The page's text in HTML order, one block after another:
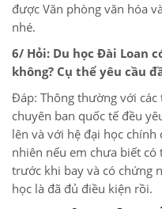
được Văn phòng văn hóa
nhé.
6/ Hỏi: Du học Đài Loan
không? Cụ thể yêu cầu
Đáp: Thông thường với
chuyên ban quốc tế đều
lên và với hệ đại học chính
nhiên nếu em chưa biết có
trước khi bay và có chứng
học là đã đủ điều kiện rồi.